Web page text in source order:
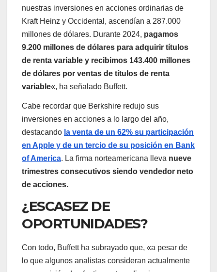
nuestras inversiones en acciones ordinarias de
Kraft Heinz y Occidental, ascendían a 287.000
millones de dólares. Durante 2024, pagamos
9.200 millones de dólares para adquirir títulos
de renta variable y recibimos 143.400 millones
de dólares por ventas de títulos de renta
variable«, ha señalado Buffett.
Cabe recordar que Berkshire redujo sus
inversiones en acciones a lo largo del año,
destacando la venta de un 62% su participación
en Apple y de un tercio de su posición en Bank
of America. La firma norteamericana lleva nueve
trimestres consecutivos siendo vendedor neto
de acciones.
¿ESCASEZ DE
OPORTUNIDADES?
Con todo, Buffett ha subrayado que, «a pesar de
lo que algunos analistas consideran actualmente